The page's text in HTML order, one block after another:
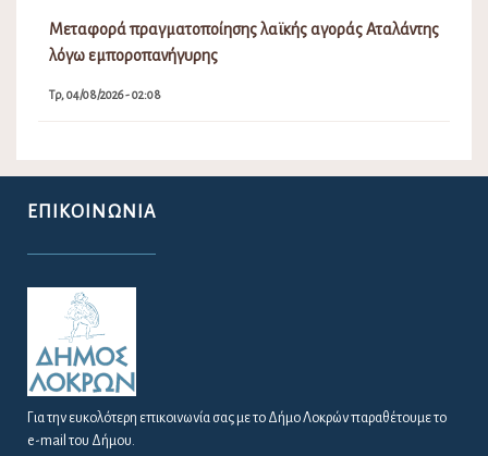
Μεταφορά πραγματοποίησης λαϊκής αγοράς Αταλάντης
λόγω εμποροπανήγυρης
Τρ, 04/08/2026 - 02:08
ΕΠΙΚΟΙΝΩΝΊΑ
Για την ευκολότερη επικοινωνία σας με το Δήμο Λοκρών παραθέτουμε το
e-mail του Δήμου.